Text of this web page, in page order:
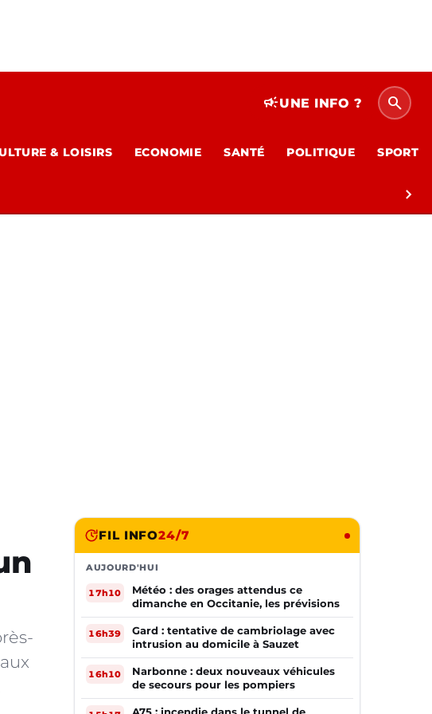
campaignUNE INFO ? search
& LOISIRS ECONOMIE SANTÉ POLITIQUE SPORT
chevron_right
FIL INFO24/7
AUJOURD'HUI
17h10
Météo : des orages attendus ce
dimanche en Occitanie, les prévisions
16h39
Gard : tentative de cambriolage avec
intrusion au domicile à Sauzet
16h10
Narbonne : deux nouveaux véhicules
de secours pour les pompiers